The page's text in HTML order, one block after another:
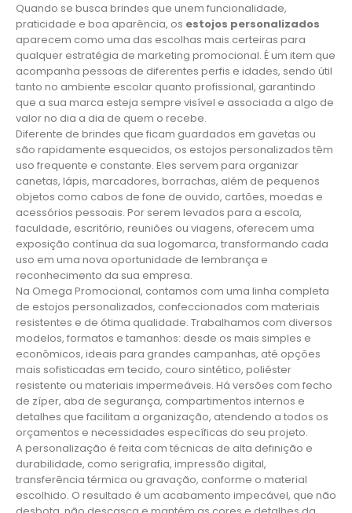
Quando se busca brindes que unem funcionalidade,
praticidade e boa aparência, os estojos personalizados
aparecem como uma das escolhas mais certeiras para
qualquer estratégia de marketing promocional. É um item que
acompanha pessoas de diferentes perfis e idades, sendo útil
tanto no ambiente escolar quanto profissional, garantindo
que a sua marca esteja sempre visível e associada a algo de
valor no dia a dia de quem o recebe.
Diferente de brindes que ficam guardados em gavetas ou
são rapidamente esquecidos, os estojos personalizados têm
uso frequente e constante. Eles servem para organizar
canetas, lápis, marcadores, borrachas, além de pequenos
objetos como cabos de fone de ouvido, cartões, moedas e
acessórios pessoais. Por serem levados para a escola,
faculdade, escritório, reuniões ou viagens, oferecem uma
exposição contínua da sua logomarca, transformando cada
uso em uma nova oportunidade de lembrança e
reconhecimento da sua empresa.
Na Omega Promocional, contamos com uma linha completa
de estojos personalizados, confeccionados com materiais
resistentes e de ótima qualidade. Trabalhamos com diversos
modelos, formatos e tamanhos: desde os mais simples e
econômicos, ideais para grandes campanhas, até opções
mais sofisticadas em tecido, couro sintético, poliéster
resistente ou materiais impermeáveis. Há versões com fecho
de zíper, aba de segurança, compartimentos internos e
detalhes que facilitam a organização, atendendo a todos os
orçamentos e necessidades específicas do seu projeto.
A personalização é feita com técnicas de alta definição e
durabilidade, como serigrafia, impressão digital,
transferência térmica ou gravação, conforme o material
escolhido. O resultado é um acabamento impecável, que não